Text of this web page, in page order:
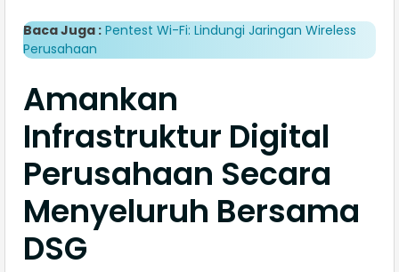
Baca Juga : Pentest Wi-Fi: Lindungi Jaringan Wireless
Perusahaan
Amankan
Infrastruktur Digital
Perusahaan Secara
Menyeluruh Bersama
DSG